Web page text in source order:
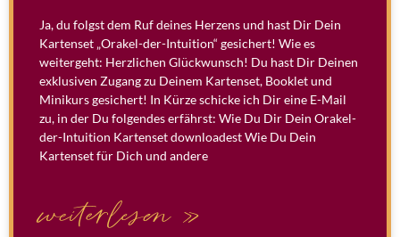
Ja, du folgst dem Ruf deines Herzens und hast Dir Dein
Kartenset „Orakel-der-Intuition“ gesichert! Wie es
weitergeht: Herzlichen Glückwunsch! Du hast Dir Deinen
exklusiven Zugang zu Deinem Kartenset, Booklet und
Minikurs gesichert! In Kürze schicke ich Dir eine E-Mail
zu, in der Du folgendes erfährst: Wie Du Dir Dein Orakel-
der-Intuition Kartenset downloadest Wie Du Dein
Kartenset für Dich und andere
weiterlesen »